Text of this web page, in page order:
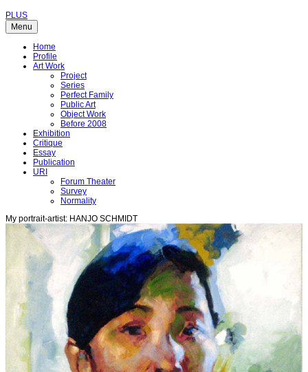
PLUS
Menu
Home
Profile
Art Work
Project
Series
Perfect Family
Public Art
Object Work
Before 2008
Exhibition
Critique
Essay
Publication
URI
Forum Theater
Survey
Normality
My portrait-artist: HANJO SCHMIDT